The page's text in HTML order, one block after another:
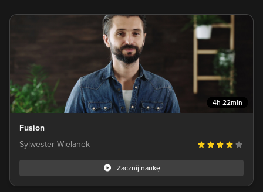
4h 22min
Fusion
Sylwester Wielanek
Zacznij naukę